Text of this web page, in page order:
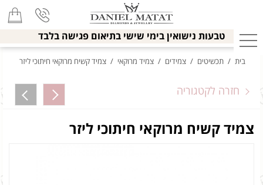
טבעות נישואין בימי שישי בתיאום פגישה בלבד
בית / תכשיטים / צמידים / צמיד מרוקאי / צמיד קשיח מרוקאי חיתוכי ליזר
חזרה לקטגוריה
צמיד קשיח מרוקאי חיתוכי ליזר